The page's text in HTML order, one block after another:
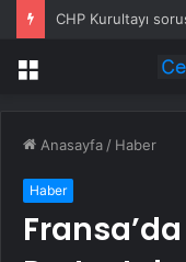
Menü
Anasayfa / Haber
Haber